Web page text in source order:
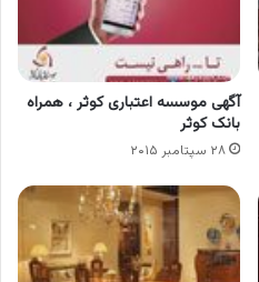
آگهی موسسه اعتباری کوثر ، همراه
بانک کوثر
۲۸ سپتامبر ۲۰۱۵